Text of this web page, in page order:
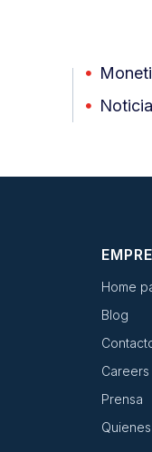
Home
Blog
Careers
Prensa